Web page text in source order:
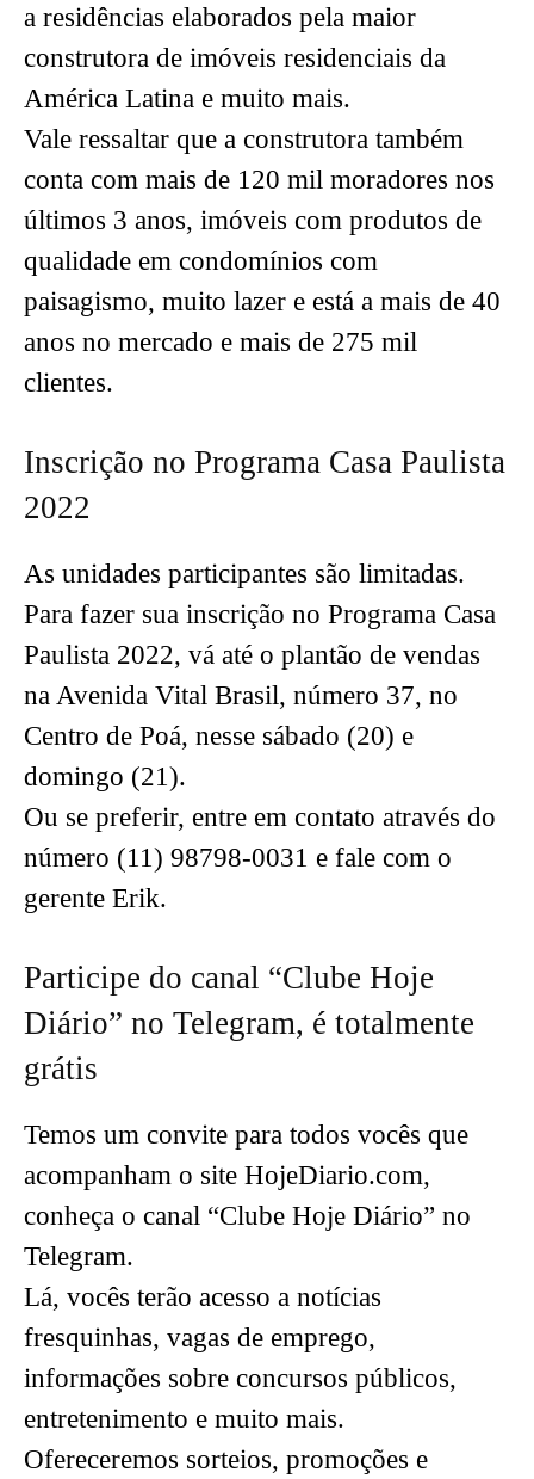
a residências elaborados pela maior
construtora de imóveis residenciais da
América Latina e muito mais.
Vale ressaltar que a construtora também
conta com mais de 120 mil moradores nos
últimos 3 anos, imóveis com produtos de
qualidade em condomínios com
paisagismo, muito lazer e está a mais de 40
anos no mercado e mais de 275 mil
clientes.
Inscrição no Programa Casa Paulista
2022
As unidades participantes são limitadas.
Para fazer sua inscrição no Programa Casa
Paulista 2022, vá até o plantão de vendas
na Avenida Vital Brasil, número 37, no
Centro de Poá, nesse sábado (20) e
domingo (21).
Ou se preferir, entre em contato através do
número (11) 98798-0031 e fale com o
gerente Erik.
Participe do canal “Clube Hoje
Diário” no Telegram, é totalmente
grátis
Temos um convite para todos vocês que
acompanham o site HojeDiario.com,
conheça o canal “Clube Hoje Diário” no
Telegram.
Lá, vocês terão acesso a notícias
fresquinhas, vagas de emprego,
informações sobre concursos públicos,
entretenimento e muito mais.
Ofereceremos sorteios, promoções e